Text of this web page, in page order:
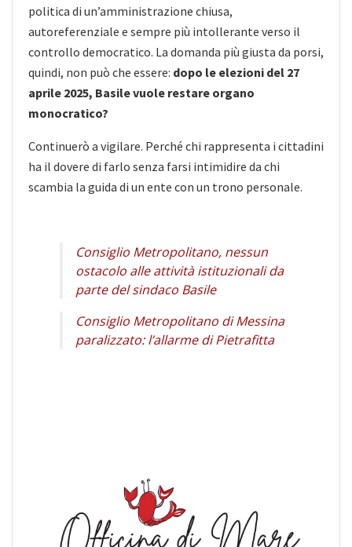
politica di un’amministrazione chiusa,
autoreferenziale e sempre più intollerante verso il
controllo democratico. La domanda più giusta da porsi,
quindi, non può che essere: dopo le elezioni del 27
aprile 2025, Basile vuole restare organo
monocratico?
Continuerò a vigilare. Perché chi rappresenta i cittadini
ha il dovere di farlo senza farsi intimidire da chi
scambia la guida di un ente con un trono personale.
Consiglio Metropolitano, nessun
ostacolo alle attività istituzionali da
parte del sindaco Basile
Consiglio Metropolitano di Messina
paralizzato: l’allarme di Pietrafitta